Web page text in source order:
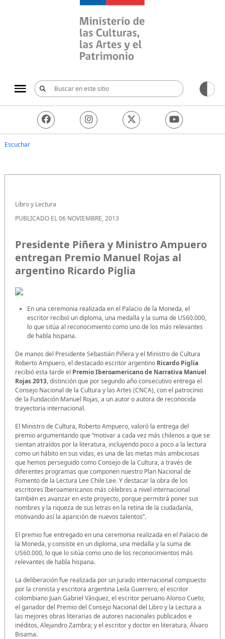
Ministerio de las
Escuchar
Libro y Lectura
PUBLICADO EL 06 NOVIEMBRE, 2013
Presidente Piñera y Ministro Ampuero
entregan Premio Manuel Rojas al
argentino Ricardo Piglia
En una ceremonia realizada en el Palacio de la Moneda, el
escritor recibió un diploma, una medalla y la suma de US60.000,
lo que sitúa al reconocimiento como uno de los más relevantes
de habla hispana.
De manos del Presidente Sebastián Piñera y el Ministro de Cultura
Roberto Ampuero, el destacado escritor argentino Ricardo Piglia
recibió esta tarde el Premio Iberoamericano de Narrativa Manuel
Rojas 2013, distinción que por segundo año consecutivo entrega el
Consejo Nacional de la Cultura y las Artes (CNCA), con el patrocinio
de la Fundación Manuel Rojas, a un autor o autora de reconocida
trayectoria internacional.
El Ministro de Cultura, Roberto Ampuero, valoró la entrega del
premio argumentando que “motivar a cada vez más chilenos a que se
sientan atraídos por la literatura, incluyendo poco a poco a la lectura
como un hábito en sus vidas, es una de las metas más ambiciosas
que hemos perseguido como Consejo de la Cultura, a través de
diferentes programas que componen nuestro Plan Nacional de
Fomento de la Lectura Lee Chile Lee. Y destacar la obra de los
escritores Iberoamericanos más célebres a nivel internacional
también es avanzar en este proyecto, porque permitirá poner sus
nombres y la riqueza de sus letras en la retina de la ciudadanía,
motivando así la aparición de nuevos talentos”.
El premio fue entregado en una ceremonia realizada en el Palacio de
la Moneda, y consiste en un diploma, una medalla y la suma de
US60.000, lo que lo sitúa como uno de los reconocimientos más
relevantes de habla hispana.
La deliberación fue realizada por un jurado internacional compuesto
por la cronista y escritora argentina Leila Guerrero, el escritor
colombiano Juan Gabriel Vásquez, el escritor peruano Alonso Cueto,
el ganador del Premio del Consejo Nacional del Libro y la Lectura a
las mejores obras literarias de autores nacionales publicados e
inéditos, Alejandro Zambra; y el escritor y doctor en literatura, Álvaro
Bisama.